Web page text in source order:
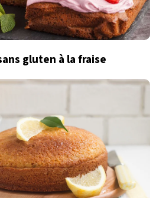
gluten à la fraise